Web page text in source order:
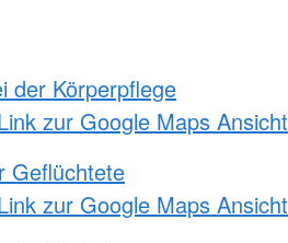
der Körperpflege
zur Google Maps Ansicht
Geflüchtete
zur Google Maps Ansicht